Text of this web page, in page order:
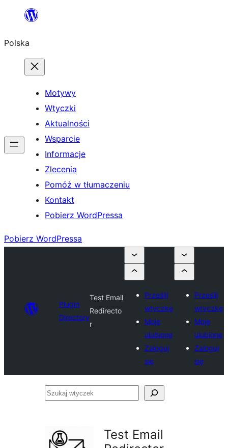
Przejdź
treści
Polska
Motywy
Wtyczki
Aktualności
Wsparcie
Informacje
Zlecenia
Pomóż w tłumaczeniu
Kontakt
Pobierz WordPressa
Pobierz WordPressa
Plugin
Directory
Test Email
Redirecto
r
Prześlij
wtyczkę
Moje
ulubione
Zaloguj
się
Prześlij
wtyczkę
Moje
ulubione
Zaloguj
się
Szukaj
Test Email